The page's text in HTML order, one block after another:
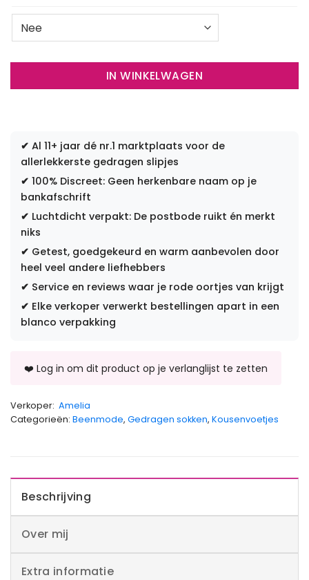
IN WINKELWAGEN
✔ Al 11+ jaar dé nr.1 marktplaats voor de
allerlekkerste gedragen slipjes
✔ 100% Discreet: Geen herkenbare naam op je
bankafschrift
✔ Luchtdicht verpakt: De postbode ruikt én merkt
niks
✔ Getest, goedgekeurd en warm aanbevolen door
heel veel andere liefhebbers
✔ Service en reviews waar je rode oortjes van krijgt
✔ Elke verkoper verwerkt bestellingen apart in een
blanco verpakking
Verkoper: Amelia
Categorieën: Beenmode, Gedragen sokken, Kousenvoetjes
Beschrijving
Over mij
Extra informatie